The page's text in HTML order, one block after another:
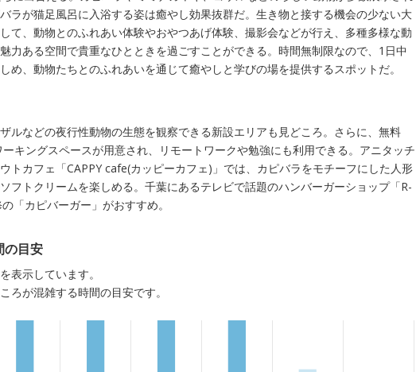
ラが猫足風呂に入浴する姿は癒やし効果抜群だ。生き物と接する機会の少ない大
て、動物とのふれあい体験やおやつあげ体験、撮影会などが行え、多種多様な動
力ある空間で貴重なひとときを過ごすことができる。時間無制限なので、1日中
め、動物たちとのふれあいを通じて癒やしと学びの場を提供するスポットだ。
ルなどの夜行性動物の生態を観察できる新設エリアも見どころ。さらに、無料
キングスペースが用意され、リモートワークや勉強にも利用できる。アニタッチ
トカフェ「CAPPY cafe(カッピーカフェ)」では、カピバラをモチーフにした人形
フトクリームを楽しめる。千葉にあるテレビで話題のハンバーガーショップ「R-
「カピバーガー」がおすすめ。
の目安
表示しています。
ろが混雑する時間の目安です。